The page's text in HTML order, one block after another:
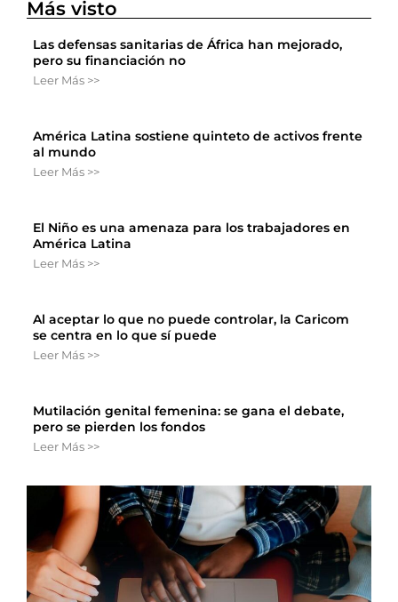
Más visto
Las defensas sanitarias de África han mejorado,
pero su financiación no
Leer Más >>
América Latina sostiene quinteto de activos frente
al mundo
Leer Más >>
El Niño es una amenaza para los trabajadores en
América Latina
Leer Más >>
Al aceptar lo que no puede controlar, la Caricom
se centra en lo que sí puede
Leer Más >>
Mutilación genital femenina: se gana el debate,
pero se pierden los fondos
Leer Más >>